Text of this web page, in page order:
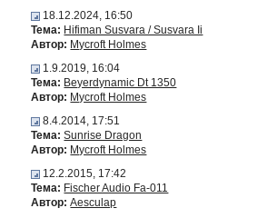
18.12.2024, 16:50
Тема: Hifiman Susvara / Susvara Ii
Автор: Mycroft Holmes
1.9.2019, 16:04
Тема: Beyerdynamic Dt 1350
Автор: Mycroft Holmes
8.4.2014, 17:51
Тема: Sunrise Dragon
Автор: Mycroft Holmes
12.2.2015, 17:42
Тема: Fischer Audio Fa-011
Автор: Aesculap